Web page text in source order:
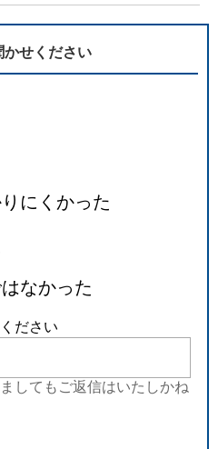
かせください
にくかった
なかった
ださい
してもご返信はいたしかね